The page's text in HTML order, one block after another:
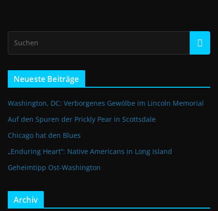
Neueste Beiträge
Washington, DC: Verborgenes Gewölbe im Lincoln Memorial
Auf den Spuren der Prickly Pear in Scottsdale
Chicago hat den Blues
„Enduring Heart“: Native Americans in Long Island
Geheimtipp Ost-Washington
Archiv